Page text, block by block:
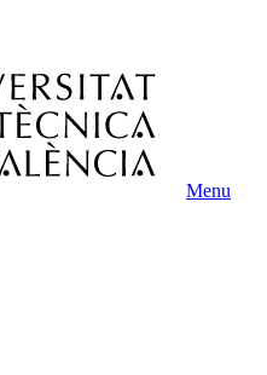
Menu